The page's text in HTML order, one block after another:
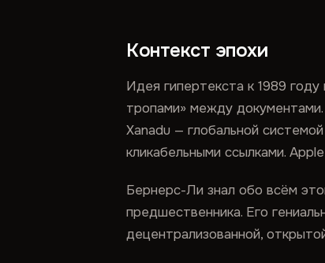
Контекст эпохи
Идея гипертекста к 1989 году
тропами» между документами.
Xanadu — глобальной
кликабельными ссылками.
Бернерс-Ли знал обо всём
предшественника. Его
децентрализованной,